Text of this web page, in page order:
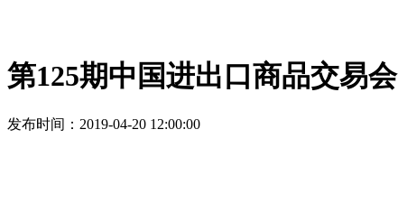
第125期中国进出口商品交易会
发布时间 ：2019-04-20 12:00:00